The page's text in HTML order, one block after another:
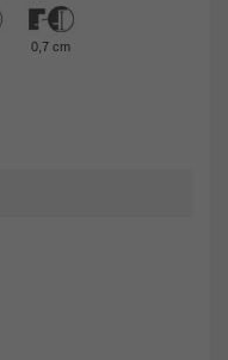
0,7 cm